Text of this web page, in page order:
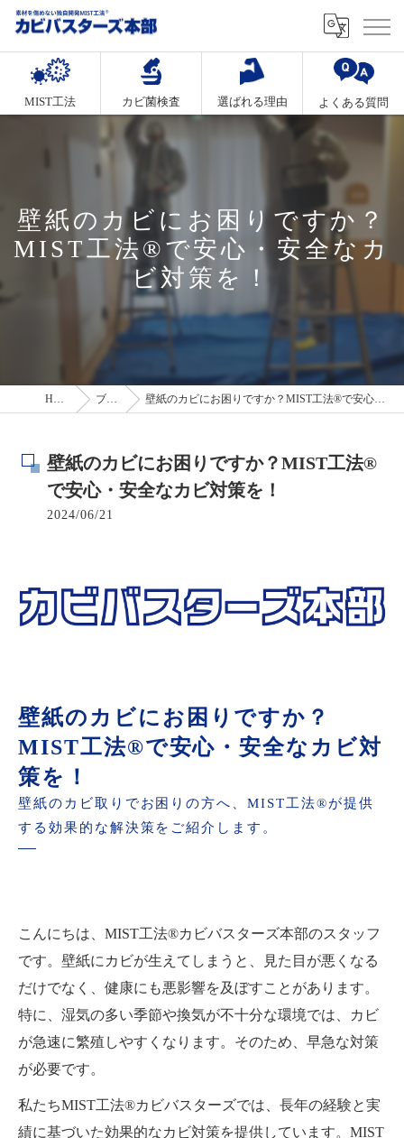
MIST工法 カビ菌検査 選ばれる理由 よくある質問
壁紙のカビにお困りですか？
MIST工法®で安心・安全なカ
ビ対策を！
HOME ブログ 壁紙のカビにお困りですか？MIST工法®で安心・安全なカビ対策を！
壁紙のカビにお困りですか？MIST工法®
で安心・安全なカビ対策を！
2024/06/21
壁紙のカビにお困りですか？
MIST工法®で安心・安全なカビ対
策を！
壁紙のカビ取りでお困りの方へ、MIST工法®が提供
する効果的な解決策をご紹介します。
こんにちは、MIST工法®カビバスターズ本部のスタッフ
です。壁紙にカビが生えてしまうと、見た目が悪くなる
だけでなく、健康にも悪影響を及ぼすことがあります。
特に、湿気の多い季節や換気が不十分な環境では、カビ
が急速に繁殖しやすくなります。そのため、早急な対策
が必要です。
私たちMIST工法®カビバスターズでは、長年の経験と実
績に基づいた効果的なカビ対策を提供しています。MIST